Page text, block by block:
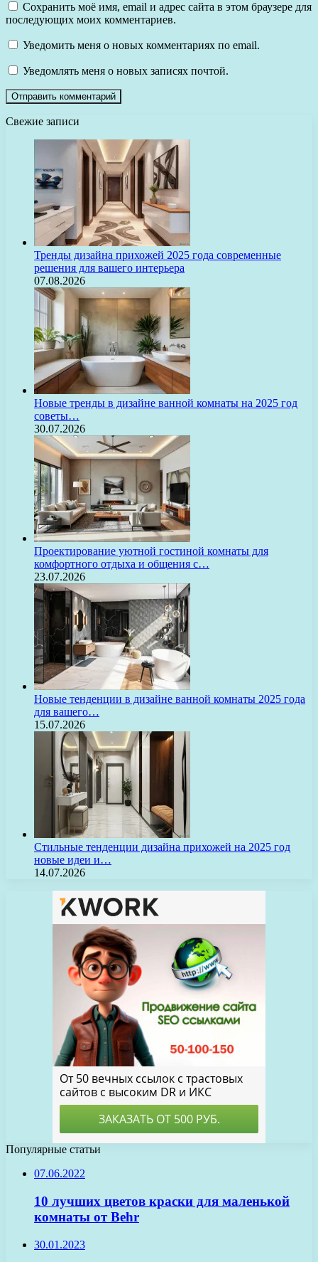
Сохранить моё имя, email и адрес сайта в этом браузере для
последующих моих комментариев.
Уведомить меня о новых комментариях по email.
Уведомлять меня о новых записях почтой.
Свежие записи
Тренды дизайна прихожей 2025 года современные
решения для вашего интерьера
07.08.2026
Новые тренды в дизайне ванной комнаты на 2025 год
советы…
30.07.2026
Проектирование уютной гостиной комнаты для
комфортного отдыха и общения с…
23.07.2026
Новые тенденции в дизайне ванной комнаты 2025 года
для вашего…
15.07.2026
Стильные тенденции дизайна прихожей на 2025 год
новые идеи и…
14.07.2026
Популярные статьи
07.06.2022
10 лучших цветов краски для маленькой
комнаты от Behr
30.01.2023